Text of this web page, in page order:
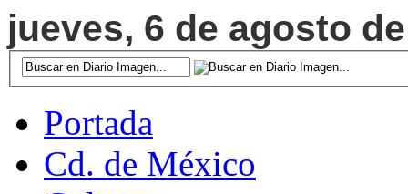
jueves, 6 de agosto
Portada
Cd. de México